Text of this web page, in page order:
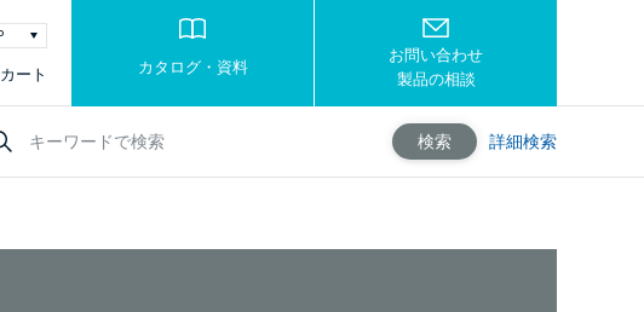
カート カタログ・資料
お問い合わせ
製品の相談
検索 詳細検索